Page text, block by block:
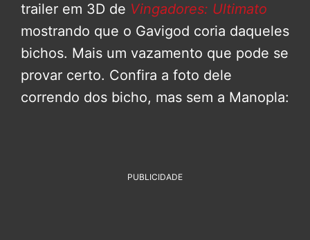
trailer em 3D de Vingadores: Ultimato
mostrando que o Gavigod coria daqueles
bichos. Mais um vazamento que pode se
provar certo. Confira a foto dele
correndo dos bicho, mas sem a Manopla:
PUBLICIDADE